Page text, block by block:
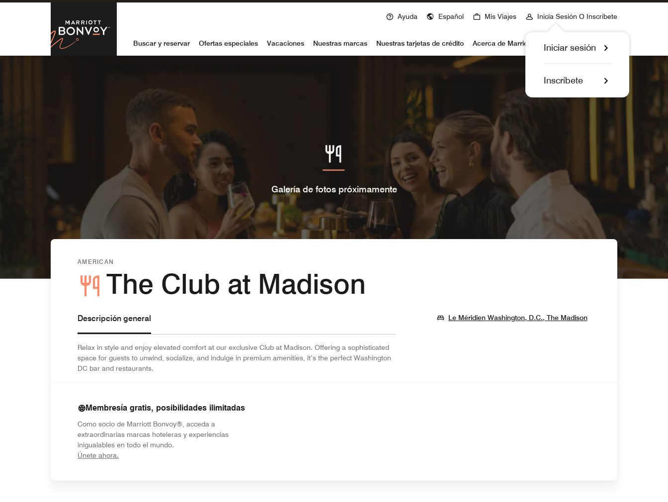
Skip to Content
Marriott Bonvoy
Ayuda Español Mis Viajes Inicia Sesión O Inscríbete
Iniciar sesión
Inscríbete
Buscar y reservar Ofertas especiales Vacaciones Nuestras marcas Nuestras tarjetas de crédito Acerca de Marriott Bonvoy
Galería de fotos próximamente
AMERICAN
The Club at Madison
Descripción general
Relax in style and enjoy elevated comfort at our exclusive Club at Madison. Offering a sophisticated
space for guests to unwind, socialize, and indulge in premium amenities, it’s the perfect Washington
DC bar and restaurants.
Le Méridien Washington, D.C., The MadisonOpens In New
Membresía gratis, posibilidades ilimitadas
Como socio de Marriott Bonvoy®, acceda a
extraordinarias marcas hoteleras y experiencias
inigualables en todo el mundo.
Únete ahora.